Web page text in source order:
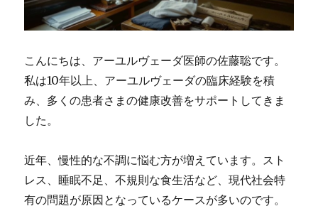
こんにちは、アーユルヴェーダ医師の佐藤聡です。
私は10年以上、アーユルヴェーダの臨床経験を積
み、多くの患者さまの健康改善をサポートしてきま
した。
近年、慢性的な不調に悩む方が増えています。スト
レス、睡眠不足、不規則な食生活など、現代社会特
有の問題が原因となっているケースが多いのです。